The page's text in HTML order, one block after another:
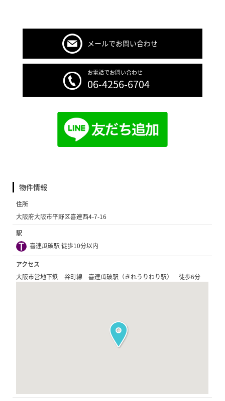
メールでお問い合わせ
お電話でお問い合わせ
06-4256-6704
物件情報
住所
大阪府大阪市平野区喜連西4-7-16
駅
喜連瓜破駅 徒歩10分以内
アクセス
大阪市営地下鉄 谷町線 喜連瓜破駅（きれうりわり駅） 徒歩6分